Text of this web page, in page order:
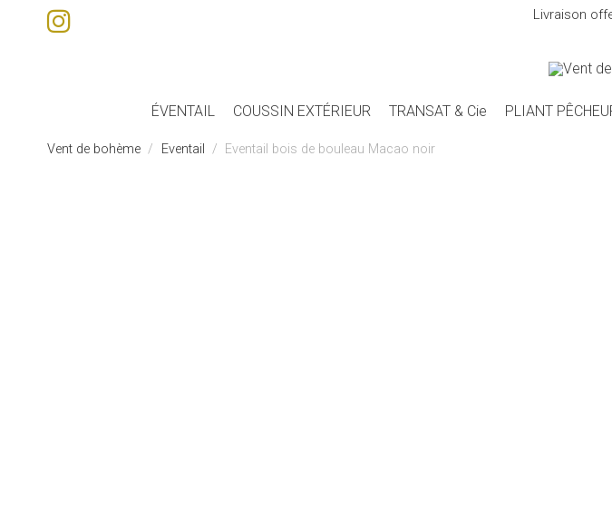
Livraison
ÉVENTAIL COUSSIN EXTÉRIEUR TRANSAT & Cie PLIANT
Vent de bohème Eventail Eventail bois de bouleau Macao noir